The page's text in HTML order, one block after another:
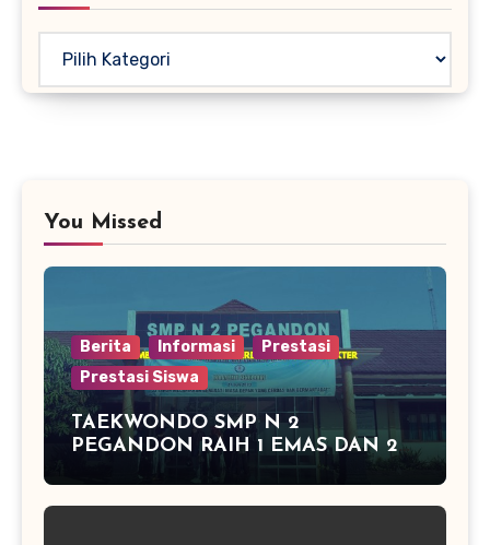
You Missed
Berita Informasi
Prestasi
Prestasi Siswa
TAEKWONDO SMP N 2
PEGANDON RAIH 1 EMAS DAN 2
PERAK DI KAPOLRES CUP
KENDAL 2016